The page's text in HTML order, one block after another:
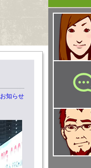
お知らせ